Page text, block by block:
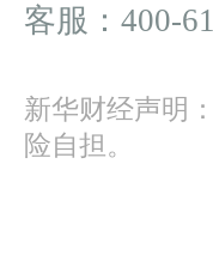
客服：400-
新华财经声明
险自担。